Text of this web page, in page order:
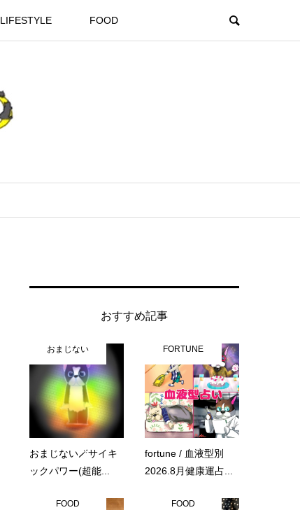
LIFESTYLE FOOD
おすすめ記事
おまじない
おまじない🪄サイキ
ックパワー(超能...
FORTUNE
fortune / 血液型別
2026.8月健康運占...
FOOD FOOD